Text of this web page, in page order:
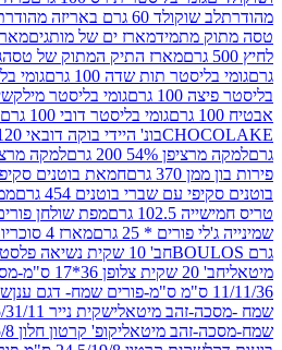
60 גרם באריזה מהודרת
מארז טסה
מארז ים של מותגיםמארז סירת
מארז התיק המתוק של טסה
תות שדה 100 גרם
גומי בליסטר עכביש 100
גרם
גומי בליסטר מילקשייק 100 גרם
גומי בליסטר דובי 100 גרם
בונ' היידי בוקה דובאי 120ג'
200 גרם
למקה מרציפן 38% 200 גרם
גרם
חמאת בוטנים סקיפי קלאסי 454 גרם
עם שברי בוטנים 454 גרם
ממרח נוטלה 400 גרם
גרם
מפת שולחן פורים כ 274*137 סמ ניילון
* 25 גרם
חב'
זהב מיטאלי
שקית נייר 38.5/
מיטאלי
קופ' קרטון